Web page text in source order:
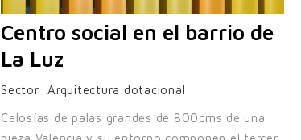
Centro social en el barrio de
La Luz
Sector: Arquitectura dotacional
Celosías de palas grandes de 800cms de una